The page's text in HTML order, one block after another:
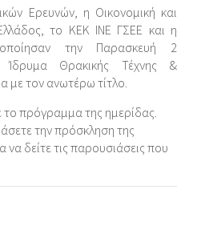
Ερευνών, η Οικονομική και
το ΚΕΚ ΙΝΕ ΓΣΕΕ και η
την Παρασκευή 2
Θρακικής Τέχνης &
με τον ανωτέρω τίτλο.
το πρόγραμμα της ημερίδας.
την πρόσκληση της
να δείτε τις παρουσιάσεις που